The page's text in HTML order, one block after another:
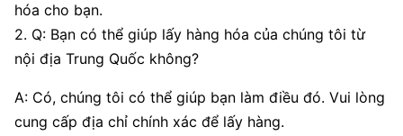
hóa cho bạn.
2. Q: Bạn có thể giúp lấy hàng hóa của chúng tôi từ
nội địa Trung Quốc không?
A: Có, chúng tôi có thể giúp bạn làm điều đó. Vui lòng
cung cấp địa chỉ chính xác để lấy hàng.